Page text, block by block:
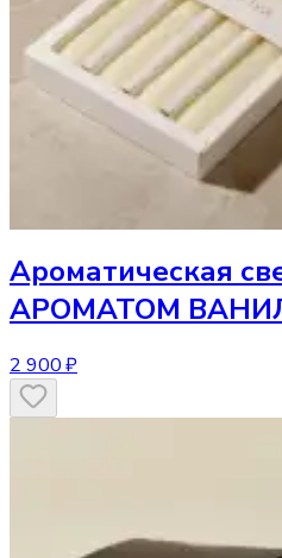
Ароматическая
АРОМАТОМ
2 900 ₽